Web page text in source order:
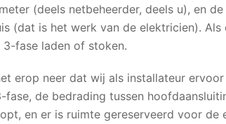
(deels netbeheerder, deels u), en
(dat is het werk van de elektricien).
fase laden of stoken.
erop neer dat wij als installateur
de bedrading tussen
en er is ruimte gereserveerd voor de